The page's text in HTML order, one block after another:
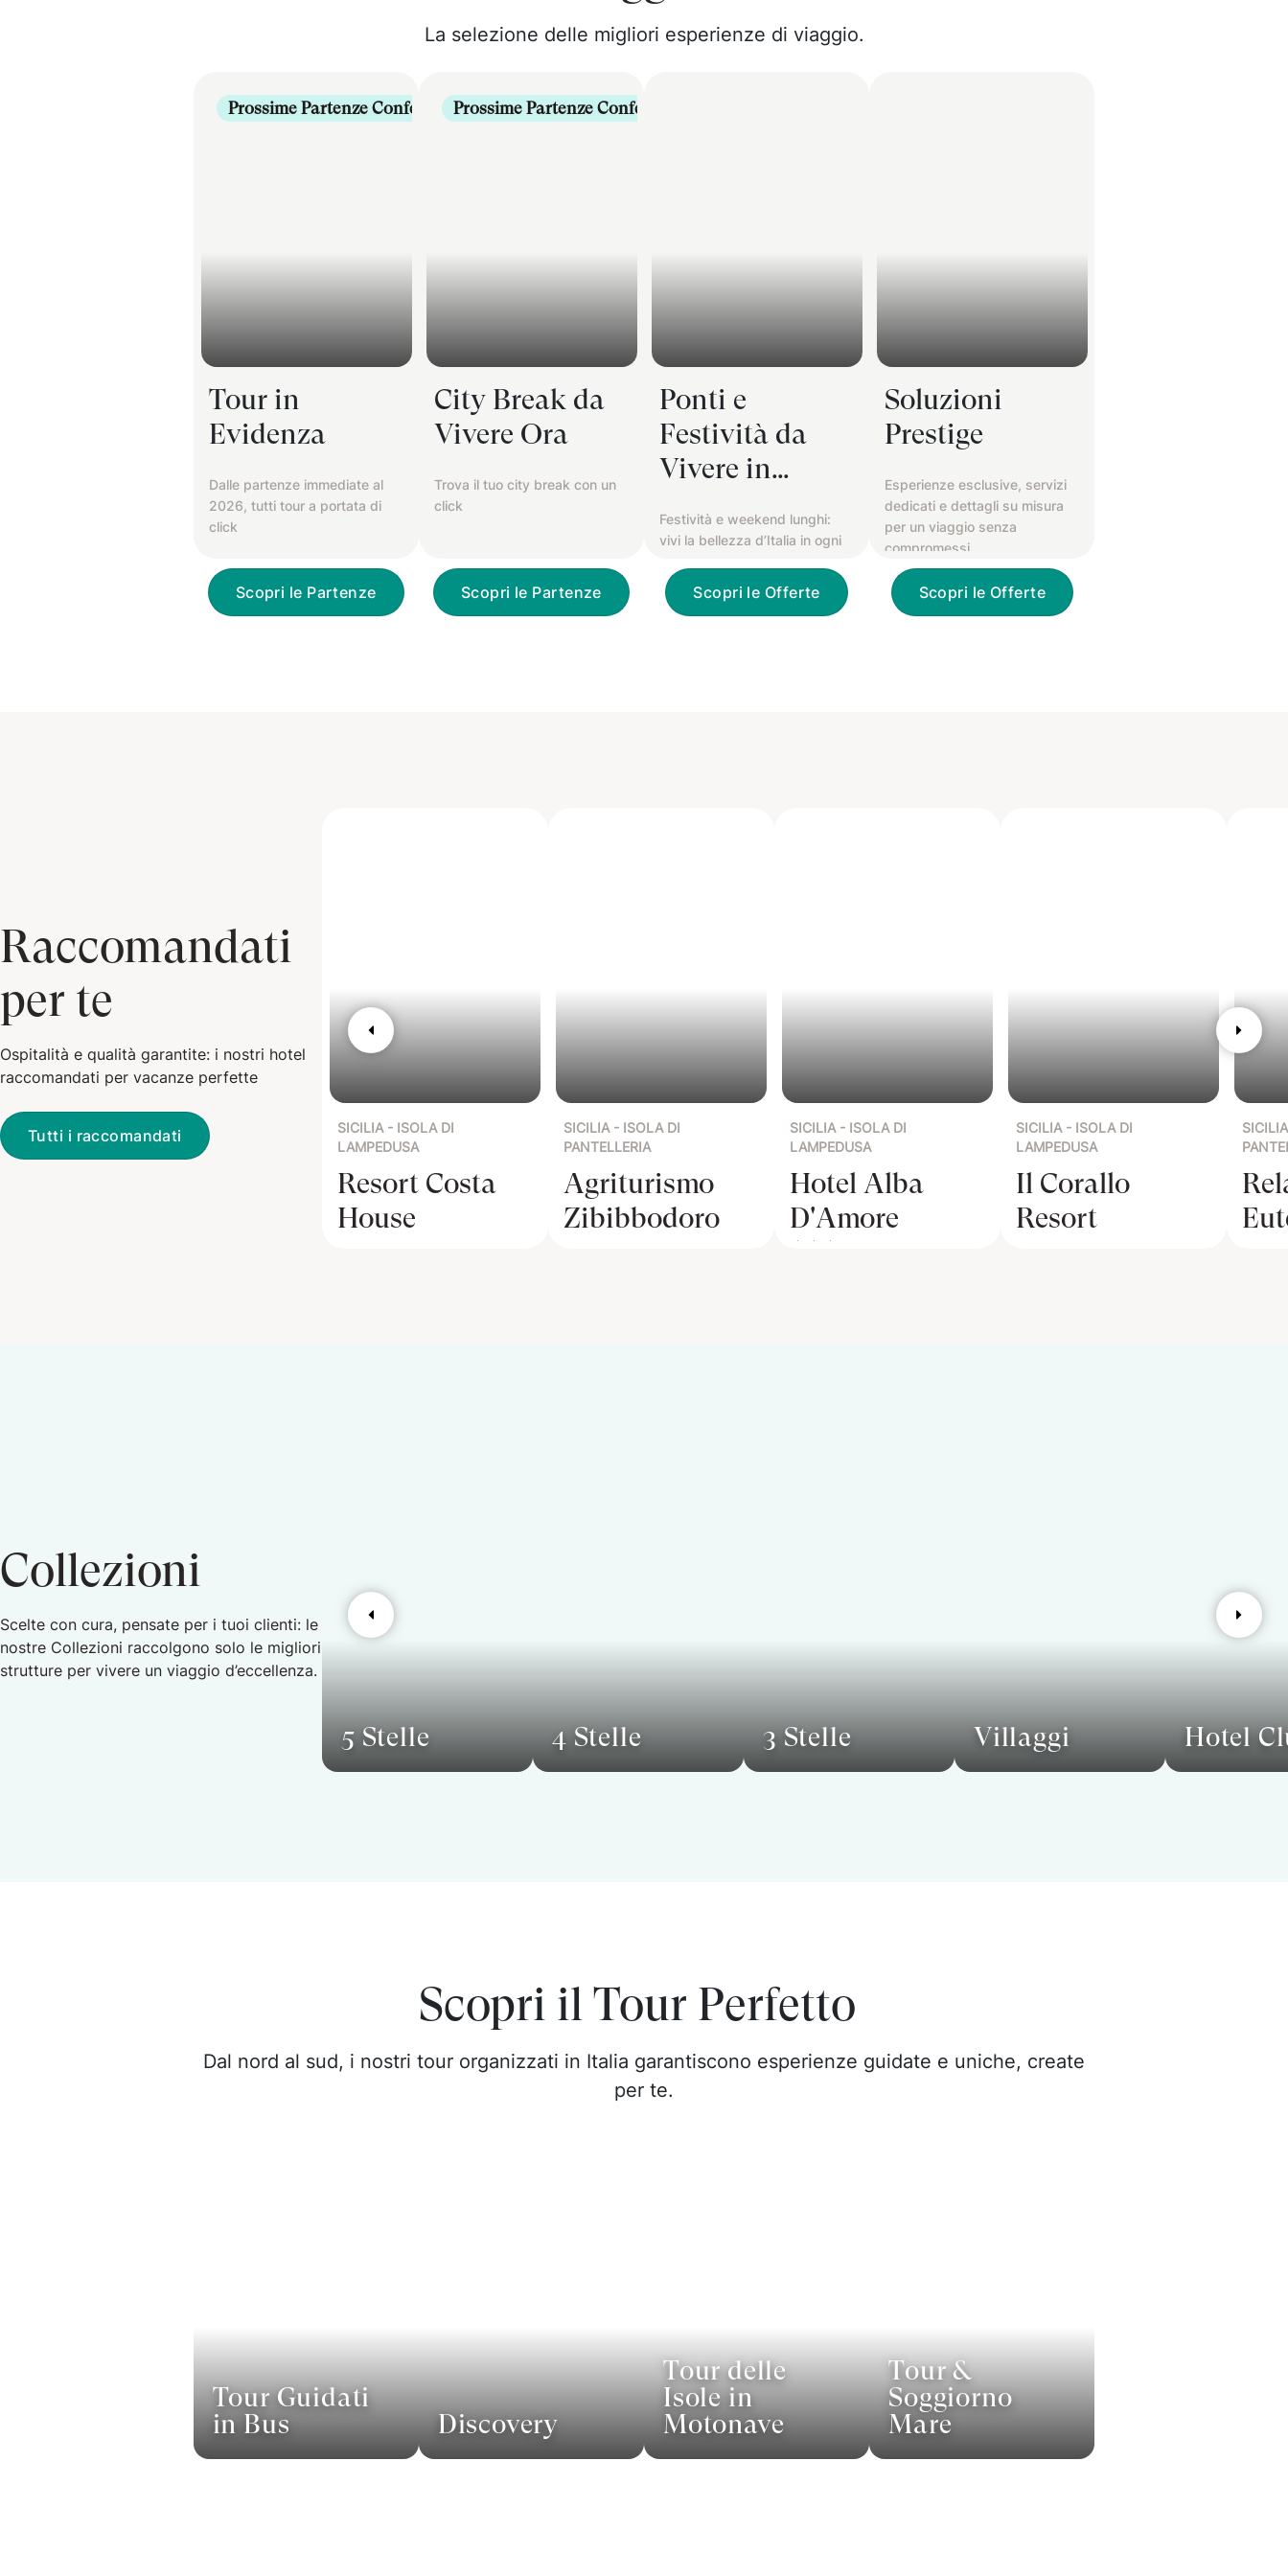
La selezione delle migliori esperienze di viaggio.
Prossime Partenze Confermate
Tour in
Evidenza
Dalle partenze immediate al
2026, tutti tour a portata di
click
Scopri le Partenze
Prossime Partenze Confermate
City Break da
Vivere Ora
Trova il tuo city break con un
click
Scopri le Partenze
Ponti e
Festività da
Vivere in
Festività e weekend lunghi:
vivi la bellezza d’Italia in ogni
Scopri le Offerte
Soluzioni
Prestige
Esperienze esclusive, servizi
dedicati e dettagli su misura
per un viaggio senza
compromessi.
Scopri le Offerte
Raccomandati
per te
Ospitalità e qualità garantite: i nostri hotel
raccomandati per vacanze perfette
Tutti i raccomandati
SICILIA - ISOLA DI
LAMPEDUSA
Resort Costa
House
SICILIA - ISOLA DI
PANTELLERIA
Agriturismo
Zibibbodoro
SICILIA - ISOLA DI
LAMPEDUSA
Hotel Alba
D'Amore
★★★
SICILIA - ISOLA DI
LAMPEDUSA
Il Corallo
Resort
Collezioni
Scelte con cura, pensate per i tuoi clienti: le
nostre Collezioni raccolgono solo le migliori
strutture per vivere un viaggio d’eccellenza.
5 Stelle 4 Stelle 3 Stelle Villaggi Hotel
Scopri il Tour Perfetto
Dal nord al sud, i nostri tour organizzati in Italia garantiscono esperienze guidate e uniche, create
per te.
Tour Guidati
in Bus
Discovery
Tour delle
Isole in
Motonave
Tour &
Soggiorno
Mare